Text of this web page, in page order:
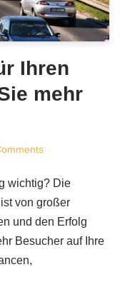
Ihren
mehr
wichtig? Die
von großer
und den Erfolg
Besucher auf Ihre